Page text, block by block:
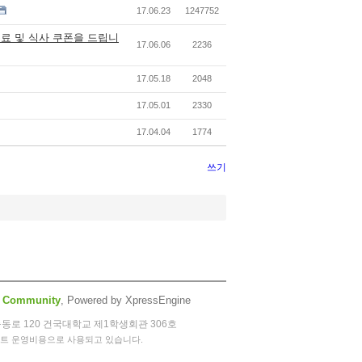
17.06.23 1247752
및 식사 쿠폰을 드립니
17.06.06 2236
17.05.18 2048
17.05.01 2330
17.04.04 1774
쓰기
Community, Powered by XpressEngine
로 120 건국대학교 제1학생회관 306호
운영비용으로 사용되고 있습니다.